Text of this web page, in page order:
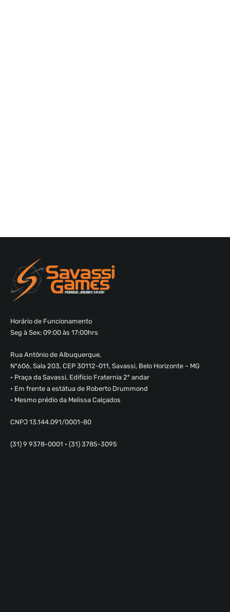
Horário de Funcionamento
Seg à Sex: 09:00 às 17:00hrs
Rua Antônio de Albuquerque,
Nº606, Sala 203, CEP 30112-011, Savassi, Belo Horizonte – MG
• Praça da Savassi, Edifício Fraternia 2º andar
• Em frente a estátua de Roberto Drummond
• Mesmo prédio da Melissa Calçados
CNPJ 13.144.091/0001-80
(31) 9 9378-0001 • (31) 3785-3095